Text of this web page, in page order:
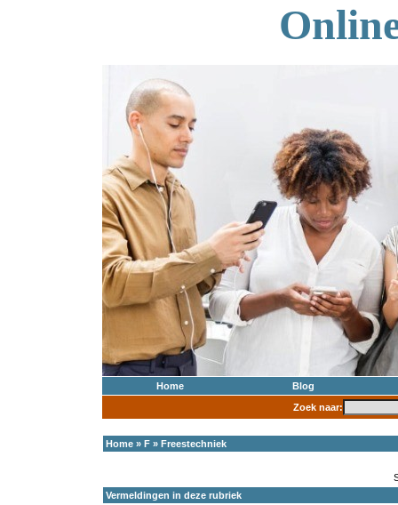
Home
Blog
Zoek naar:
Home » F » Freestechniek
Vermeldingen in deze rubriek